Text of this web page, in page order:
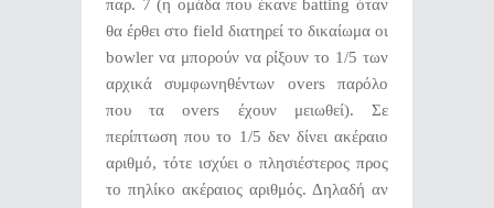
παρ. 7 (η ομάδα που έκανε batting όταν
θα έρθει στο field διατηρεί το δικαίωμα οι
bowler να μπορούν να ρίξουν το 1/5 των
αρχικά συμφωνηθέντων overs παρόλο
που τα overs έχουν μειωθεί). Σε
περίπτωση που το 1/5 δεν δίνει ακέραιο
αριθμό, τότε ισχύει ο πλησιέστερος προς
το πηλίκο ακέραιος αριθμός. Δηλαδή αν